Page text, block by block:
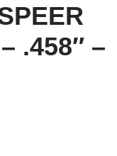
.458″ –